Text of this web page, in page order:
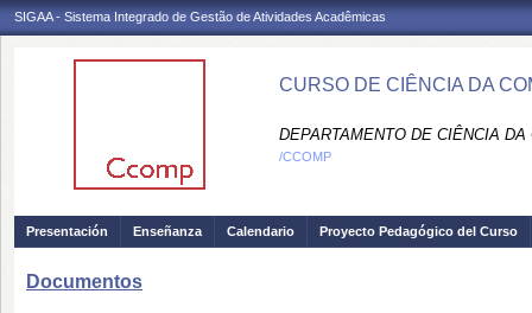
SIGAA - Sistema Integrado de Gestão de Atividades Acadêmicas
CURSO DE CIÊNCIA DA
DEPARTAMENTO DE CIÊNCIA
/CCOMP
Presentación Enseñanza Calendario Proyecto Pedagógico del Curso
Documentos